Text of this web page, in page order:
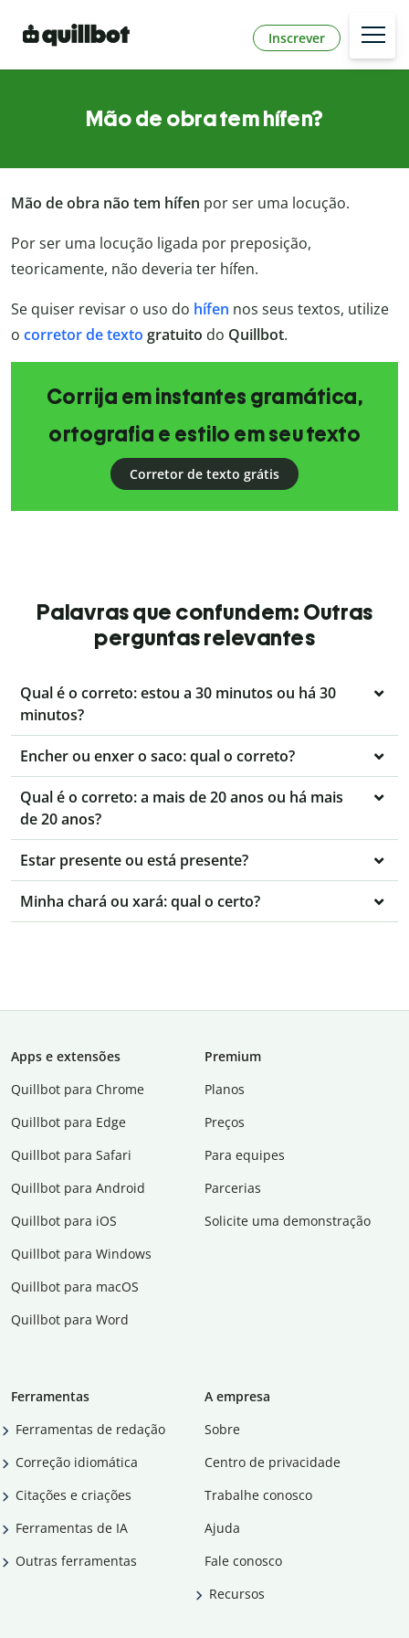
Inscrever
Mão de obra tem hífen?
Mão de obra não tem hífen por ser uma locução.
Por ser uma locução ligada por preposição,
teoricamente, não deveria ter hífen.
Se quiser revisar o uso do hífen nos seus textos, utilize
o corretor de texto gratuito do Quillbot.
Corrija em instantes gramática,
ortografia e estilo em seu texto
Corretor de texto grátis
Palavras que confundem: Outras
perguntas relevantes
Qual é o correto: estou a 30 minutos ou há 30
minutos?
Encher ou enxer o saco: qual o correto?
Qual é o correto: a mais de 20 anos ou há mais
de 20 anos?
Estar presente ou está presente?
Minha chará ou xará: qual o certo?
Apps e extensões
Quillbot para Chrome
Quillbot para Edge
Quillbot para Safari
Quillbot para Android
Quillbot para iOS
Quillbot para Windows
Quillbot para macOS
Quillbot para Word
Premium
Planos
Preços
Para equipes
Parcerias
Solicite uma demonstração
Ferramentas
Ferramentas de redação
Correção idiomática
Citações e criações
Ferramentas de IA
Outras ferramentas
A empresa
Sobre
Centro de privacidade
Trabalhe conosco
Ajuda
Fale conosco
Recursos